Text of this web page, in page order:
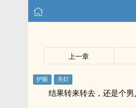
上一章
结果转来转去，还是个男